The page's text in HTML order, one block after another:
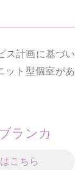
ス計画に基づい
ット型個室があ
ランカ
こちら